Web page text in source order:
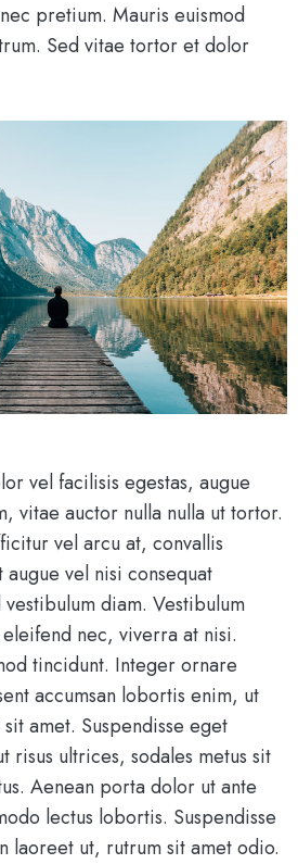
pretium. Mauris euismod
Sed vitae tortor et dolor
vel facilisis egestas, augue
vitae auctor nulla nulla ut tortor.
vel arcu at, convallis
vel nisi consequat
diam. Vestibulum
nec, viverra at nisi.
tincidunt. Integer ornare
accumsan lobortis enim, ut
amet. Suspendisse eget
risus ultrices, sodales metus sit
Aenean porta dolor ut ante
lectus lobortis. Suspendisse
laoreet ut, rutrum sit amet odio.